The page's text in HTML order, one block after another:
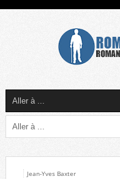
Jean-Yves Baxter